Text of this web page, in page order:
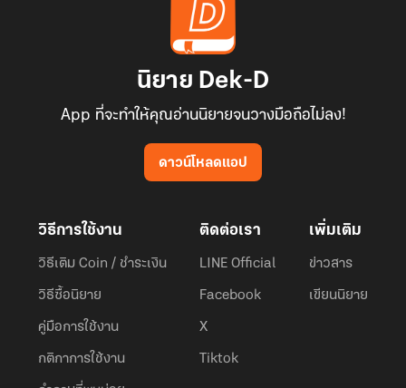
นิยาย Dek-D
App ที่จะทำให้คุณอ่านนิยายจนวางมือถือไม่ลง!
ดาวน์โหลดแอป
วิธีการใช้งาน
วิธีเติม Coin / ชำระเงิน
วิธีซื้อนิยาย
คู่มือการใช้งาน
กติกาการใช้งาน
ติดต่อเรา
LINE Official
Facebook
X
Tiktok
เพิ่มเติม
ข่าวสาร
เขียนนิยาย